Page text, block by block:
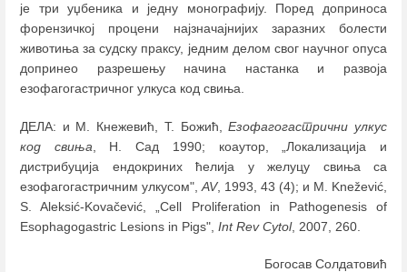
је три уџбеника и једну монографију. Поред доприноса
форензичкој процени најзначајнијих заразних болести
животиња за судску праксу, једним делом свог научног опуса
допринео разрешењу начина настанка и развоја
езофагогастричног улкуса код свиња.
ДЕЛА: и М. Кнежевић, Т. Божић,Езофагогастрични улкус
код свиња , Н. Сад 1990; коаутор, „Локализација и
дистрибуција ендокриних ћелија у желуцу свиња са
езофагогастричним улкусом", AV, 1993, 43 (4); и M. Knežević,
S. Aleksić-Kovačević, „Cell Proliferation in Pathogenesis of
Esophagogastric Lesions in Pigs", Int Rev Cytol, 2007, 260.
Богосав Солдатовић